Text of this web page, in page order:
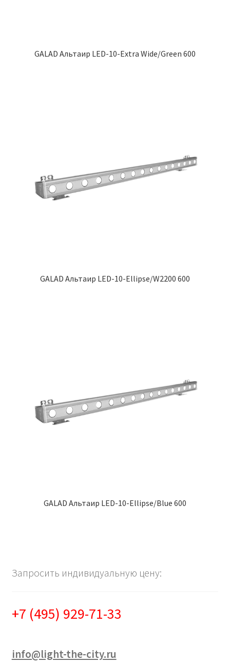
GALAD Альтаир LED-10-Extra Wide/Green 600
GALAD Альтаир LED-10-Ellipse/W2200 600
GALAD Альтаир LED-10-Ellipse/Blue 600
Запросить индивидуальную цену:
+7 (495) 929-71-33
info@light-the-city.ru